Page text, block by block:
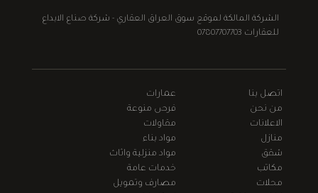
الشركة المالكة لموقع سوق العراق العقاري - شركة صناع الابداع
للعقارات 07807707703
اتصل بنا
من نحن
الاعلانات
منازل
شقق
مكاتب
محلات
عمارات
فرص منوعة
مقاولات
مواد بناء
مواد منزلية واثاث
خدمات عامة
مصارف وتمويل